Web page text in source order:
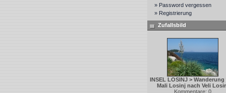
» Password vergessen
» Registrierung
Zufallsbild
INSEL LOSINJ > Wanderung
Mali Losinj nach Veli
Kommentare: 0